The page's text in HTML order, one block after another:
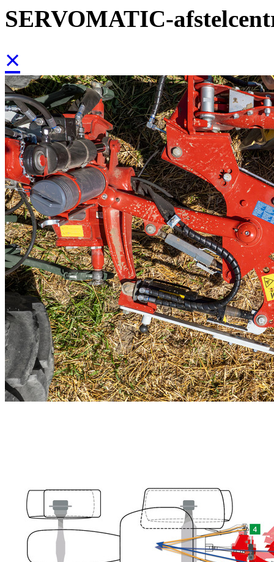
SERVOMATIC-
×